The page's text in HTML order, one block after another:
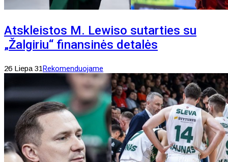
Atskleistos M. Lewiso sutarties su
„Žalgiriu“ finansinės detalės
26 Liepa 31Rekomenduojame